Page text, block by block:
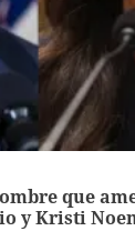
que
y Kristi